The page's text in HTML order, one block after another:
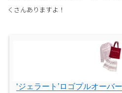
くさんありますよ！
‘ジェラート’ロゴプルオーバ